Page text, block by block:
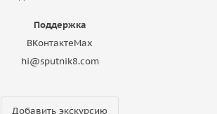
Поддержка
ВКонтактеMax
hi@sputnik8.com
Добавить экскурсию